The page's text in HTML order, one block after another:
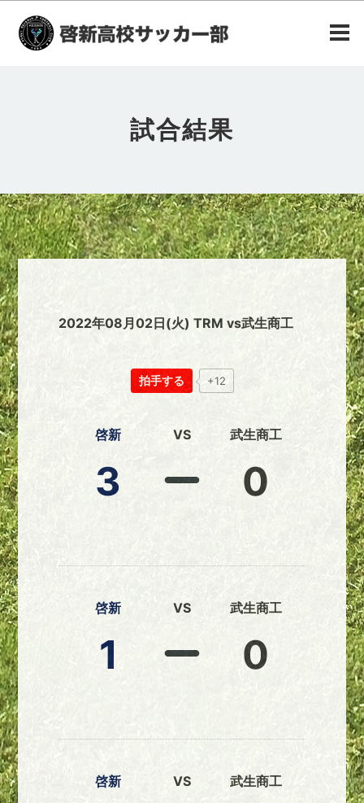
試合結果
2022年08月02日(火) TRM vs武生商工
拍手する +12
啓新
3
VS 武生商工
0
啓新
1
VS 武生商工
0
啓新 VS 武生商工